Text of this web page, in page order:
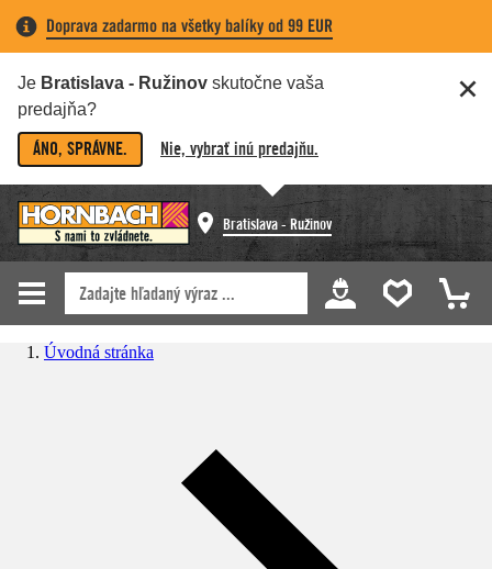
Doprava zadarmo na všetky balíky od 99 EUR
Je Bratislava - Ružinov skutočne vaša
predajňa?
ÁNO, SPRÁVNE. Nie, vybrať inú predajňu.
Bratislava - Ružinov
Úvodná stránka